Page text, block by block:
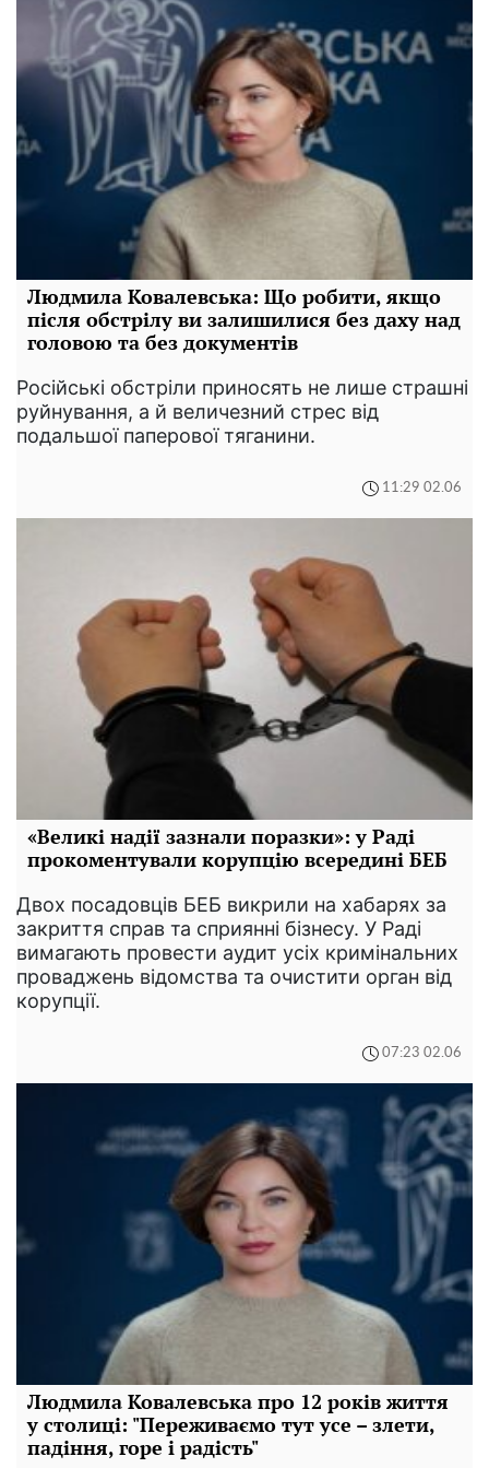
Людмила Ковалевська: Що робити, якщо
після обстрілу ви залишилися без даху над
головою та без документів
Російські обстріли приносять не лише страшні
руйнування, а й величезний стрес від
подальшої паперової тяганини.
11:29 02.06
«Великі надії зазнали поразки»: у Раді
прокоментували корупцію всередині БЕБ
Двох посадовців БЕБ викрили на хабарях за
закриття справ та сприянні бізнесу. У Раді
вимагають провести аудит усіх кримінальних
проваджень відомства та очистити орган від
корупції.
07:23 02.06
Людмила Ковалевська про 12 років життя
у столиці: "Переживаємо тут усе – злети,
падіння, горе і радість"